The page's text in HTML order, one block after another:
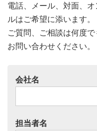
電話、メール、対面、
ルはご希望に添います。
ご質問、ご相談は何度
お問い合わせください。
会社名
担当者名